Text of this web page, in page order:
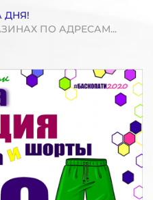
ДНЯ!
ПО АДРЕСАМ...